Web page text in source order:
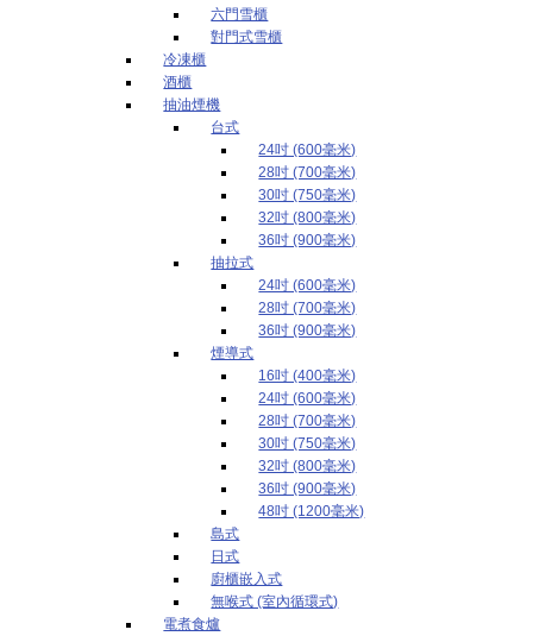
六門雪櫃
對門式雪櫃
冷凍櫃
酒櫃
抽油煙機
台式
24吋 (600毫米)
28吋 (700毫米)
30吋 (750毫米)
32吋 (800毫米)
36吋 (900毫米)
抽拉式
24吋 (600毫米)
28吋 (700毫米)
36吋 (900毫米)
煙導式
16吋 (400毫米)
24吋 (600毫米)
28吋 (700毫米)
30吋 (750毫米)
32吋 (800毫米)
36吋 (900毫米)
48吋 (1200毫米)
島式
日式
廚櫃嵌入式
無喉式 (室內循環式)
電煮食爐